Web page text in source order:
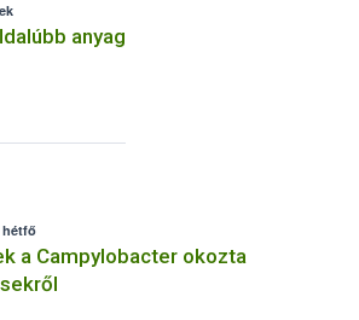
anyag
hétfő
a Campylobacter okozta